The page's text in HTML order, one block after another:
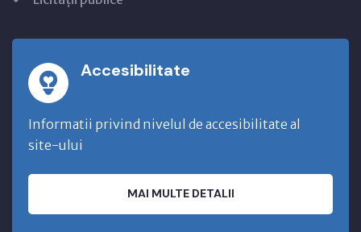
Accesibilitate
Informatii privind nivelul de accesibilitate al
site-ului
MAI MULTE DETALII